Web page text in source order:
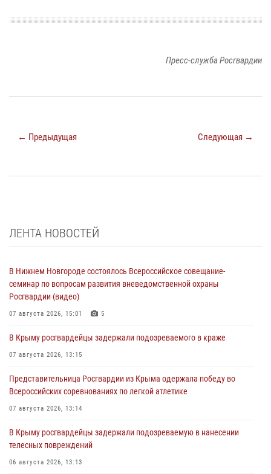
Пресс-служба Росгвардии
← Предыдущая Следующая →
ЛЕНТА НОВОСТЕЙ
В Нижнем Новгороде состоялось Всероссийское совещание-
семинар по вопросам развития вневедомственной охраны
Росгвардии (видео)
07 августа 2026, 15:01 5
В Крыму росгвардейцы задержали подозреваемого в краже
07 августа 2026, 13:15
Представительница Росгвардии из Крыма одержала победу во
Всероссийских соревнованиях по легкой атлетике
07 августа 2026, 13:14
В Крыму росгвардейцы задержали подозреваемую в нанесении
телесных повреждений
06 августа 2026, 13:13